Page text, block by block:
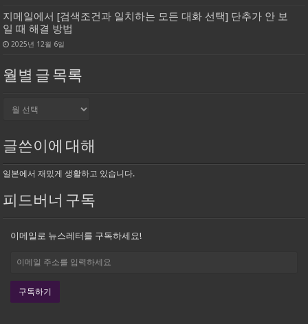
지메일에서 [검색조건과 일치하는 모든 대화 선택] 단추가 안 보
일 때 해결 방법
2025년 12월 6일
월별 글 목록
목
록
글쓴이에 대해
일본에서 재밌게 생활하고 있습니다.
피드버너 구독
이메일로 뉴스레터를 구독하세요!